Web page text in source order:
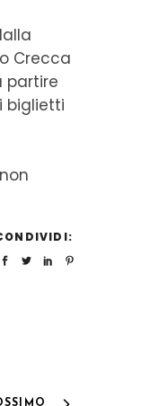
Crecca
partire
biglietti